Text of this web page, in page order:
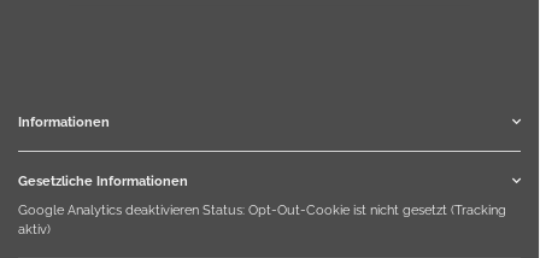
Informationen
Gesetzliche Informationen
Google Analytics deaktivieren Status: Opt-Out-Cookie ist nicht gesetzt (Tracking
aktiv)